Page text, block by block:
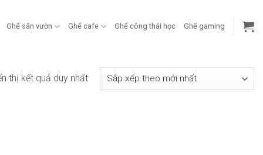
Ghế sân vườn Ghế cafe Ghế công thái học Ghế gaming
thị kết quả duy nhất